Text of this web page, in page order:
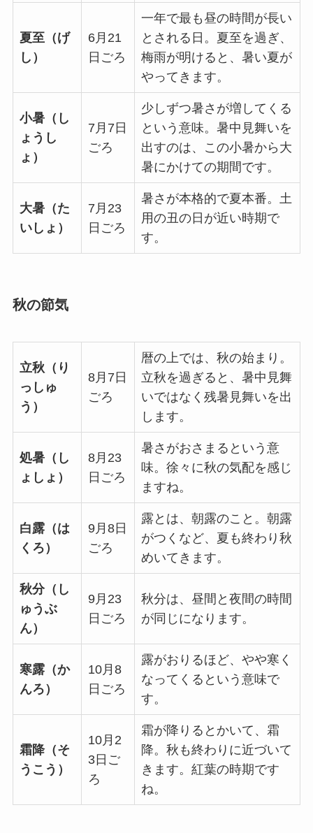
夏至（げ
し）
6月21
日ごろ
一年で最も昼の時間が長い
とされる日。夏至を過ぎ、
梅雨が明けると、暑い夏が
やってきます。
小暑（し
ょうし
ょ）
7月7日
ごろ
少しずつ暑さが増してくる
という意味。暑中見舞いを
出すのは、この小暑から大
暑にかけての期間です。
大暑（た
いしょ）
7月23
日ごろ
暑さが本格的で夏本番。土
用の丑の日が近い時期で
す。
秋の節気
立秋（り
っしゅ
う）
8月7日
ごろ
暦の上では、秋の始まり。
立秋を過ぎると、暑中見舞
いではなく残暑見舞いを出
します。
処暑（し
ょしょ）
8月23
日ごろ
暑さがおさまるという意
味。徐々に秋の気配を感じ
ますね。
白露（は
くろ）
9月8日
ごろ
露とは、朝露のこと。朝露
がつくなど、夏も終わり秋
めいてきます。
秋分（し
ゅうぶ
ん）
9月23
日ごろ
秋分は、昼間と夜間の時間
が同じになります。
寒露（か
んろ）
10月8
日ごろ
露がおりるほど、やや寒く
なってくるという意味で
す。
霜降（そ
うこう）
10月2
3日ご
ろ
霜が降りるとかいて、霜
降。秋も終わりに近づいて
きます。紅葉の時期です
ね。